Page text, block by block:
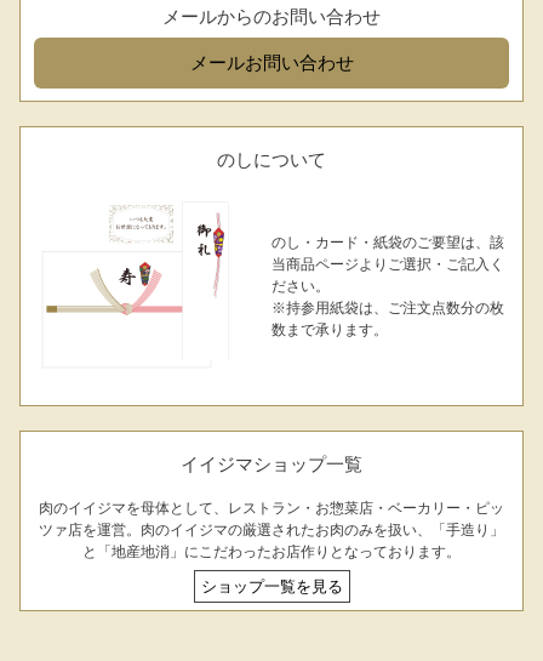
メールからのお問い合わせ
メールお問い合わせ
のしについて
のし・カード・紙袋のご要望は、該
当商品ページよりご選択・ご記入く
ださい。
※持参用紙袋は、ご注文点数分の枚
数まで承ります。
イイジマショップ一覧
肉のイイジマを母体として、レストラン・お惣菜店・ベーカリー・ピッ
ツァ店を運営。肉のイイジマの厳選されたお肉のみを扱い、「手造り」
と「地産地消」にこだわったお店作りとなっております。
ショップ一覧を見る